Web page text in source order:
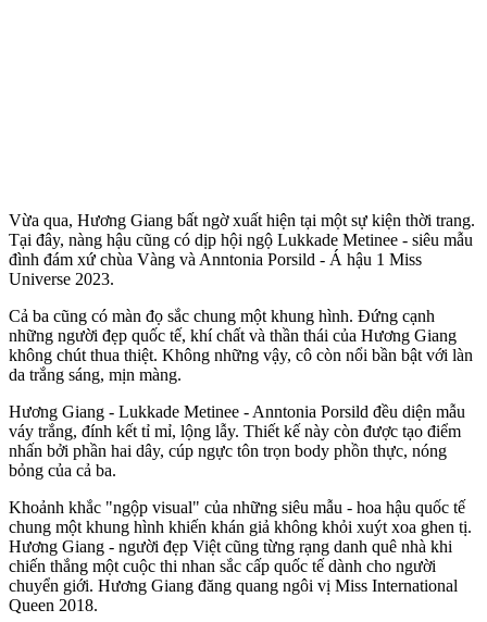
Vừa qua, Hương Giang bất ngờ xuất hiện tại một sự kiện thời trang.
Tại đây, nàng hậu cũng có dịp hội ngộ Lukkade Metinee - siêu mẫu
đình đám xứ chùa Vàng và Anntonia Porsild - Á hậu 1 Miss
Universe 2023.
Cả ba cũng có màn đọ sắc chung một khung hình. Đứng cạnh
những người đẹp quốc tế, khí chất và thần thái của Hương Giang
không chút thua thiệt. Không những vậy, cô còn nổi bần bật với làn
da trắng sáng, mịn màng.
Hương Giang - Lukkade Metinee - Anntonia Porsild đều diện mẫu
váy trắng, đính kết tỉ mỉ, lộng lẫy. Thiết kế này còn được tạo điểm
nhấn bởi phần hai dây, cúp ngực tôn trọn body phồn thực, nóng
bỏng của cả ba.
Khoảnh khắc "ngộp visual" của những siêu mẫu - hoa hậu quốc tế
chung một khung hình khiến khán giả không khỏi xuýt xoa ghen tị.
Hương Giang - người đẹp Việt cũng từng rạng danh quê nhà khi
chiến thắng một cuộc thi nhan sắc cấp quốc tế dành cho người
chuyển giới. Hương Giang đăng quang ngôi vị Miss International
Queen 2018.